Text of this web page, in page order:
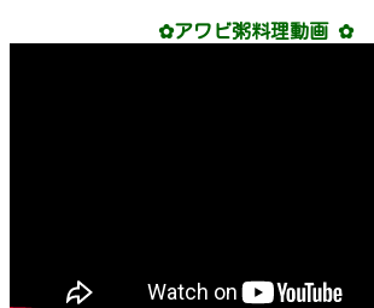
✿アワビ粥料理動画 ✿